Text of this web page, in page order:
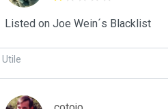
Listed on Joe Wein´s Blacklist
Utile